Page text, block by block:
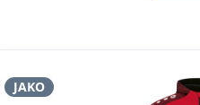
JAKO